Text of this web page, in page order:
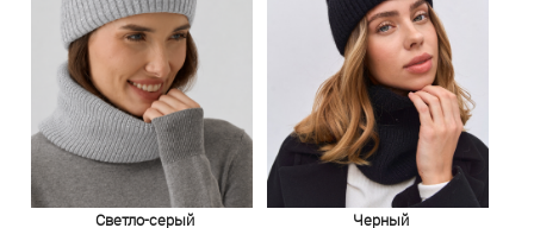
Светло-серый Черный